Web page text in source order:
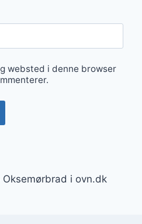
websted i denne browser
i ovn.dk